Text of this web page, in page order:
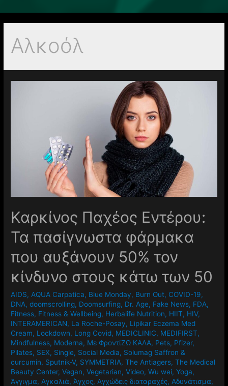
Αλκοόλ
Καρκίνος Παχέος Εντέρου:
Τα πασίγνωστα φάρμακα
που αυξάνουν 50% τον
κίνδυνο στους κάτω των 50
AIDS, AQUA Carpatica, Blue Monday, Burn Out, COVID-19,
DNA,doomscrolling, Doomsurfing, Dr. Age, Fake News, FDA,
Fitness, Fitness & Wellbeing, Herbalife Nutrition, HIIT, HIV,
INTERAMERICAN, La Roche-Posay, Lipikar Eczema Med
Cream, Lockdown, Long Covid, MEDICLINIC, MEDIFIRST,
Mindfulness, Moderna, Mε ΦροντίΖΩ ΚΑΛΑ, Pets, Pfizer,
Pilates, SEX, Single, Social Media, Solumag Saffron &
curcumin, Sputnik-V, SYMMETRIA,The Antiagers,The Medical
Beauty Center,Vegan,Vegetarian,Video,Wu wei,Yoga,
Άγγιγμα, Αγκαλιά, Άγχος, Αγχώδεις διαταραχές, Αδυνάτισμα,